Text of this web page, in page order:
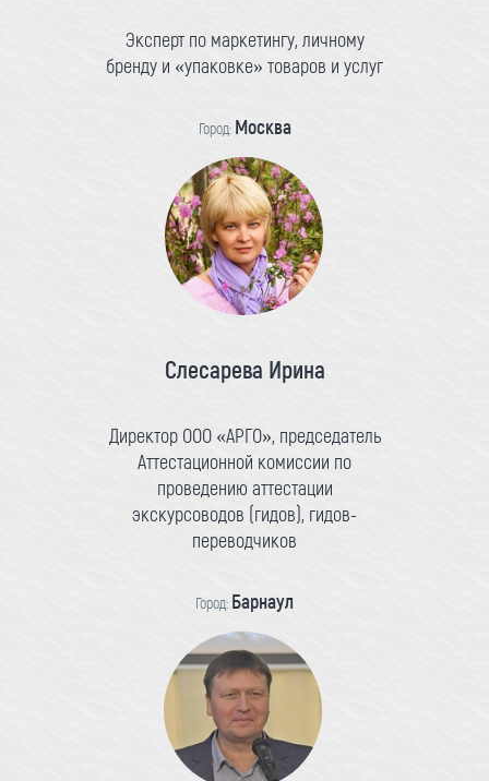
Эксперт по маркетингу, личному
бренду и «упаковке» товаров и услуг
Город: Москва
Слесарева Ирина
Директор ООО «АРГО», председатель
Аттестационной комиссии по
проведению аттестации
экскурсоводов (гидов), гидов-
переводчиков
Город: Барнаул